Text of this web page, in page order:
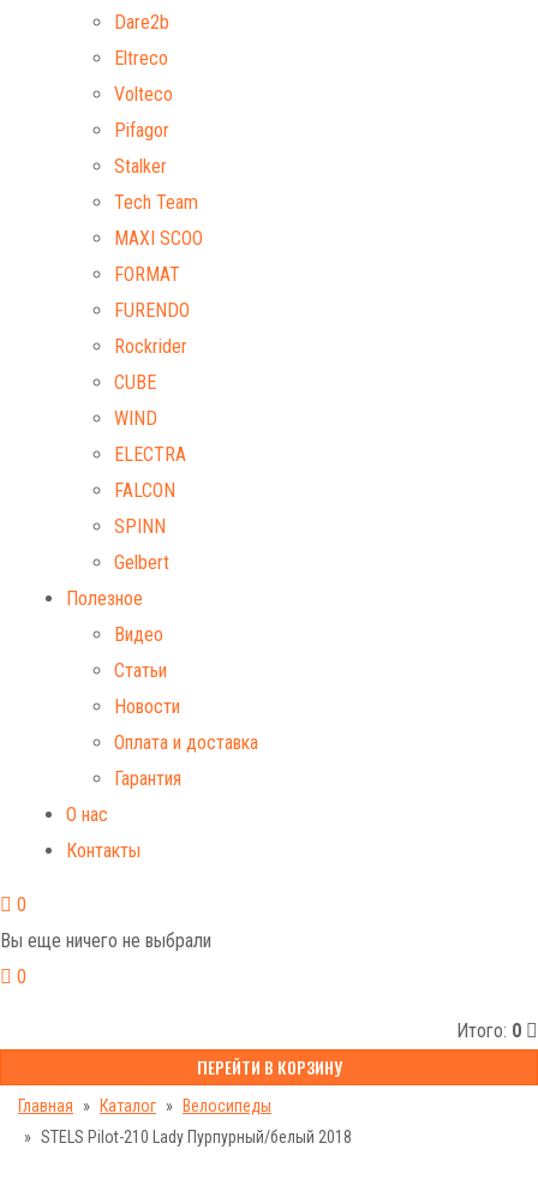
Dare2b
Eltreco
Volteco
Pifagor
Stalker
Tech Team
MAXI SCOO
FORMAT
FURENDO
Rockrider
CUBE
WIND
ELECTRA
FALCON
SPINN
Gelbert
Полезное
Видео
Статьи
Новости
Оплата и доставка
Гарантия
О нас
Контакты
0
Вы еще ничего не выбрали
0
Итого: 0
ПЕРЕЙТИ В КОРЗИНУ
Главная Каталог
Велосипеды
STELS Pilot-210 Lady Пурпурный/белый 2018